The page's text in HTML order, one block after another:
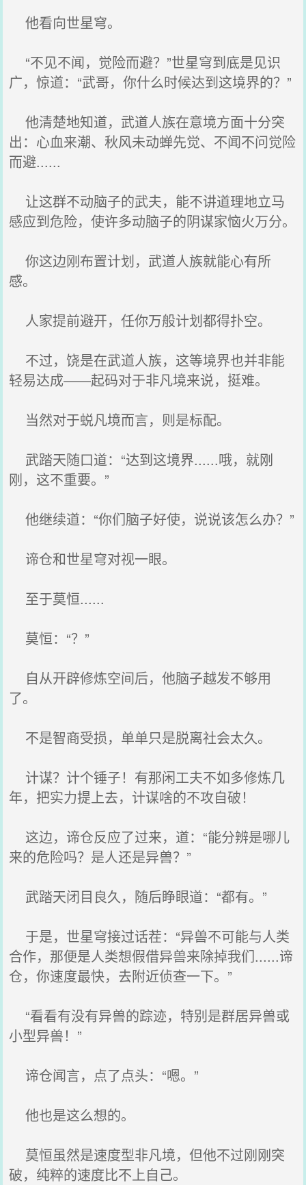
他看向世星穹。
“不见不闻，觉险而避？”世星穹到底是见识
广，惊道：“武哥，你什么时候达到这境界的？”
他清楚地知道，武道人族在意境方面十分突
出：心血来潮、秋风未动蝉先觉、不闻不问觉险
而避......
让这群不动脑子的武夫，能不讲道理地立马
感应到危险，使许多动脑子的阴谋家恼火万分。
你这边刚布置计划，武道人族就能心有所
感。
人家提前避开，任你万般计划都得扑空。
不过，饶是在武道人族，这等境界也并非能
轻易达成——起码对于非凡境来说，挺难。
当然对于蜕凡境而言，则是标配。
武踏天随口道：“达到这境界......哦，就刚
刚，这不重要。”
他继续道：“你们脑子好使，说说该怎么办？”
谛仓和世星穹对视一眼。
至于莫恒......
莫恒：“？”
自从开辟修炼空间后，他脑子越发不够用
了。
不是智商受损，单单只是脱离社会太久。
计谋？计个锤子！有那闲工夫不如多修炼几
年，把实力提上去，计谋啥的不攻自破！
这边，谛仓反应了过来，道：“能分辨是哪儿
来的危险吗？是人还是异兽？”
武踏天闭目良久，随后睁眼道：“都有。”
于是，世星穹接过话茬：“异兽不可能与人类
合作，那便是人类想假借异兽来除掉我们......谛
仓，你速度最快，去附近侦查一下。”
“看看有没有异兽的踪迹，特别是群居异兽或
小型异兽！”
谛仓闻言，点了点头：“嗯。”
他也是这么想的。
莫恒虽然是速度型非凡境，但他不过刚刚突
破，纯粹的速度比不上自己。